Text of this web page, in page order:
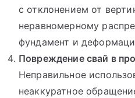
с отклонением от
неравномерному
фундамент и
Повреждение свай в
Неправильное
неаккуратное